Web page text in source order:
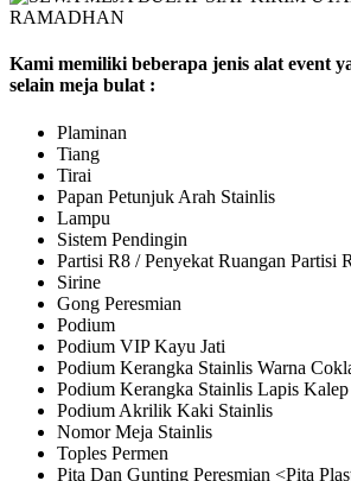
Kami memiliki beberapa jenis alat event
selain meja bulat :
Plaminan
Tiang
Tirai
Papan Petunjuk Arah Stainlis
Lampu
Sistem Pendingin
Partisi R8 / Penyekat Ruangan Partisi
Sirine
Gong Peresmian
Podium
Podium VIP Kayu Jati
Podium Kerangka Stainlis Warna
Podium Kerangka Stainlis Lapis
Podium Akrilik Kaki Stainlis
Nomor Meja Stainlis
Toples Permen
Pita Dan Gunting Peresmian <Pita